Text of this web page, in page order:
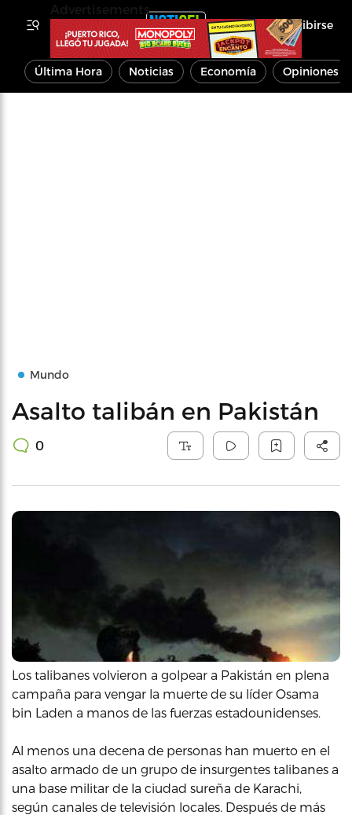
Inscribirse
Última Hora Noticias Economía Opiniones
Mundo
Asalto talibán en Pakistán
0
Los talibanes volvieron a golpear a Pakistán en plena
campaña para vengar la muerte de su líder Osama
bin Laden a manos de las fuerzas estadounidenses.
Al menos una decena de personas han muerto en el
asalto armado de un grupo de insurgentes talibanes a
una base militar de la ciudad sureña de Karachi,
según canales de televisión locales. Después de más
Advertisements